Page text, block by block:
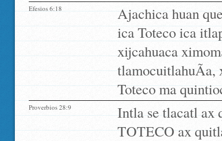
Efesios 6:18
Ajachica huan
ica Toteco ica
xijcahuaca
tlamocuitlahuÃ­a,
Toteco ma
Proverbios 28:9
Intla se tlacatl ax
TOTECO ax